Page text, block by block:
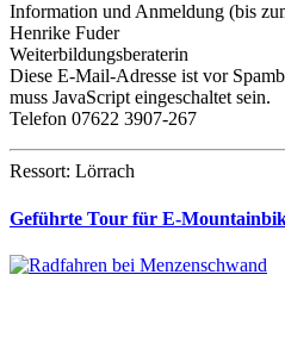
Information und Anmeldung (bis
Henrike Fuder
Weiterbildungsberaterin
Diese E-Mail-Adresse ist vor
muss JavaScript eingeschaltet sein.
Telefon 07622 3907-267
Ressort: Lörrach
Geführte Tour für E-